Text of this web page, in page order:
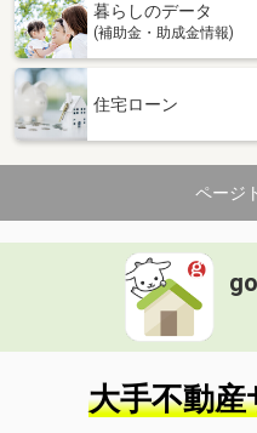
暮らしのデータ
(補助金・助成金情報)
住宅ローン
ページ
大手不動産